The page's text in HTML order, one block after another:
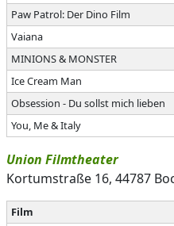
Paw Patrol: Der Dino Film
Vaiana
MINIONS & MONSTER
Ice Cream Man
Obsession - Du sollst mich lieben
You, Me & Italy
Union Filmtheater
Kortumstraße 16, 44787
Film